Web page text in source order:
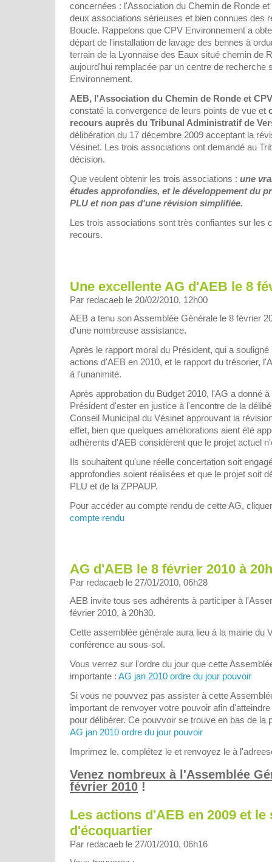
concernées : l'Association du Chemin de Ronde
deux associations sérieuses et bien connues des
Boucle. Rappelons que CPV Environnement a
départ de l'installation de lavage des bennes à
terrain de la Lyonnaise des Eaux situé chemin de
aujourd'hui remplacée par un centre de recherche
Environnement.
AEB, l'Association du Chemin de Ronde et
constaté la convergence de leurs points de vue et
recours auprès du Tribunal Administratif de
délibération du 17 décembre 2009 acceptant la
Vésinet. Les trois associations ont demandé au
décision.
Que veulent obtenir les trois associations : une
études approfondies, et le développement du
PLU et non pas d'une révision simplifiée.
Les trois associations sont très confiantes sur les
recours.
Une excellente AG d'AEB le 8
Par redacaeb le 20/02/2010, 12h00
AEB a tenu son Assemblée Générale le 8 février
d'une nombreuse assistance.
Après le rapport moral du Président, qui a
actions d'AEB en 2010, et le rapport du trésorier,
à l'unanimité.
Après approbation du Budget 2010, l'AG a donné
Président d'ester en justice à l'encontre de la
Conseil Municipal du Vésinet approuvant la
effet, bien que quelques améliorations aient été
adhérents d'AEB considèrent que le projet actuel
Ils souhaitent qu'une réelle concertation soit
approfondies soient réalisées et que le projet soit
PLU et de la ZPPAUP.
Pour accéder au compte rendu de cette AG,
compte rendu
AG d'AEB le 8 février 2010 à
Par redacaeb le 27/01/2010, 06h28
AEB invite tous ses adhérents à participer à
février 2010, à 20h30.
Cette assemblée générale aura lieu à la mairie du
conférence au sous-sol.
Vous verrez sur l'ordre du jour que cette
importante : AG jan 2010 ordre du jour pouvoir
Si vous ne pouvvez pas assister à cette
important de renvoyer votre pouvoir afin
pour délibérer. Ce pouvvoir se trouve en bas de la
AG jan 2010 ordre du jour pouvoir
Imprimez le, complétez le et renvoyez le à
Venez nombreux à l'Assemblée
février 2010 !
Les actions d'AEB en 2009 et
d'écoquartier
Par redacaeb le 27/01/2010, 06h16